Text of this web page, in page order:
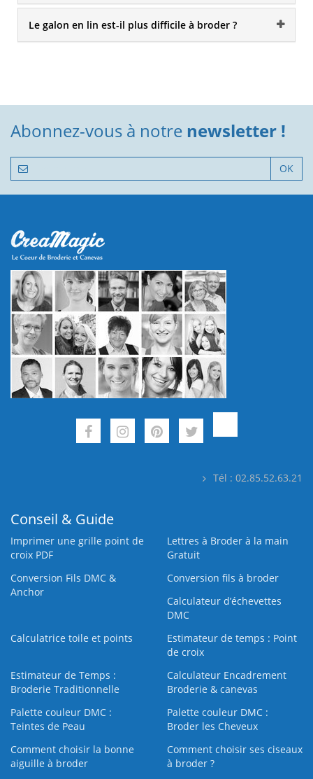
Le galon en lin est-il plus difficile à broder ?
Abonnez-vous à notre newsletter !
OK
Tél : 02.85.52.63.21
Conseil & Guide
Imprimer une grille point de
croix PDF
Lettres à Broder à la main
Gratuit
Conversion Fils DMC &
Anchor
Conversion fils à broder
Calculateur d’échevettes
DMC
Calculatrice toile et points
Estimateur de temps : Point
de croix
Estimateur de Temps :
Broderie Traditionnelle
Calculateur Encadrement
Broderie & canevas
Palette couleur DMC :
Teintes de Peau
Palette couleur DMC :
Broder les Cheveux
Comment choisir la bonne
aiguille à broder
Comment choisir ses ciseaux
à broder ?